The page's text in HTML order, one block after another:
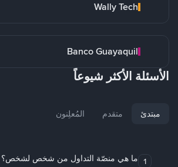
Wally Tech
Banco Guayaquil
الأسئلة الأكثر شيوعاً
مبتدئ متقدم المُعلِنون
1 ما هي منصّة التداول من شخص لشخص؟